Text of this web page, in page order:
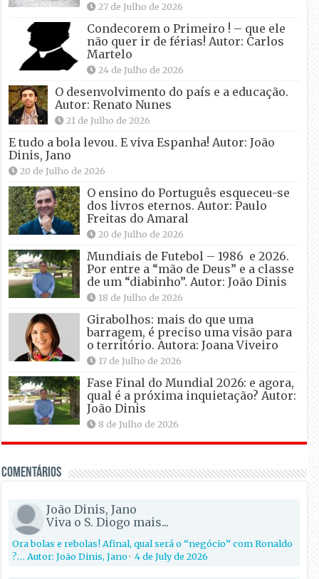
27 de Julho de 2026
Condecorem o Primeiro ! – que ele
não quer ir de férias! Autor: Carlos
Martelo
24 de Julho de 2026
O desenvolvimento do país e a educação.
Autor: Renato Nunes
21 de Julho de 2026
E tudo a bola levou. E viva Espanha! Autor: João
Dinis, Jano
20 de Julho de 2026
O ensino do Português esqueceu-se
dos livros eternos. Autor: Paulo
Freitas do Amaral
20 de Julho de 2026
Mundiais de Futebol – 1986 e 2026.
Por entre a “mão de Deus” e a classe
de um “diabinho”. Autor: João Dinis
18 de Julho de 2026
Girabolhos: mais do que uma
barragem, é preciso uma visão para
o território. Autora: Joana Viveiro
17 de Julho de 2026
Fase Final do Mundial 2026: e agora,
qual é a próxima inquietação? Autor:
João Dinis
8 de Julho de 2026
Comentários
João Dinis, Jano
Viva o S. Diogo mais...
Ora bolas e rebolas! Afinal, qual será o “negócio” com Ronaldo
?… Autor: João Dinis, Jano·4 de July de 2026